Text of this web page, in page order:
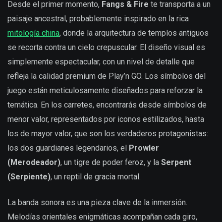
Desde el primer momento, Fangs & Fire te transporta a un
paisaje ancestral, probablemente inspirado en la rica
mitología china, donde la arquitectura de templos antiguos
se recorta contra un cielo crepuscular. El diseño visual es
simplemente espectacular, con un nivel de detalle que
refleja la calidad premium de Play’n GO. Los símbolos del
juego están meticulosamente diseñados para reforzar la
temática. En los carretes, encontrarás desde símbolos de
menor valor, representados por iconos estilizados, hasta
los de mayor valor, que son los verdaderos protagonistas:
los dos guardianes legendarios, el Prowler
(Merodeador), un tigre de poder feroz, y la Serpent
(Serpiente), un reptil de gracia mortal.
La banda sonora es una pieza clave de la inmersión.
Melodías orientales enigmáticas acompañan cada giro,